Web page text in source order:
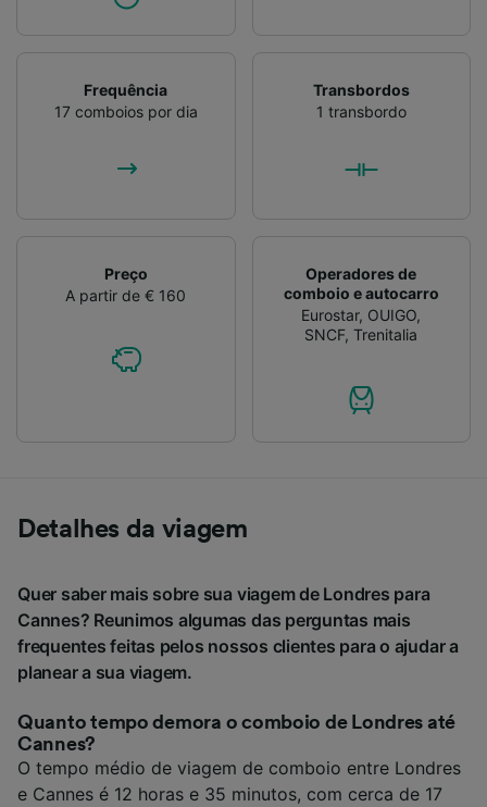
Frequência
17 comboios por dia
Transbordos
1 transbordo
Preço
A partir de € 160
Operadores de
comboio e autocarro
Eurostar, OUIGO,
SNCF,Trenitalia
Detalhes da viagem
Quer saber mais sobre sua viagem de Londres para
Cannes? Reunimos algumas das perguntas mais
frequentes feitas pelos nossos clientes para o ajudar a
planear a sua viagem.
Quanto tempo demora o comboio de Londres até
Cannes?
O tempo médio de viagem de comboio entre Londres
e Cannes é 12 horas e 35 minutos, com cerca de 17